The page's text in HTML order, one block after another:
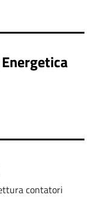
contatori